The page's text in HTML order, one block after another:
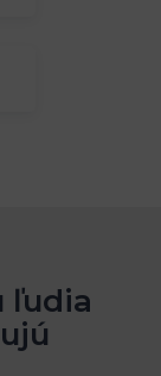
ľudia